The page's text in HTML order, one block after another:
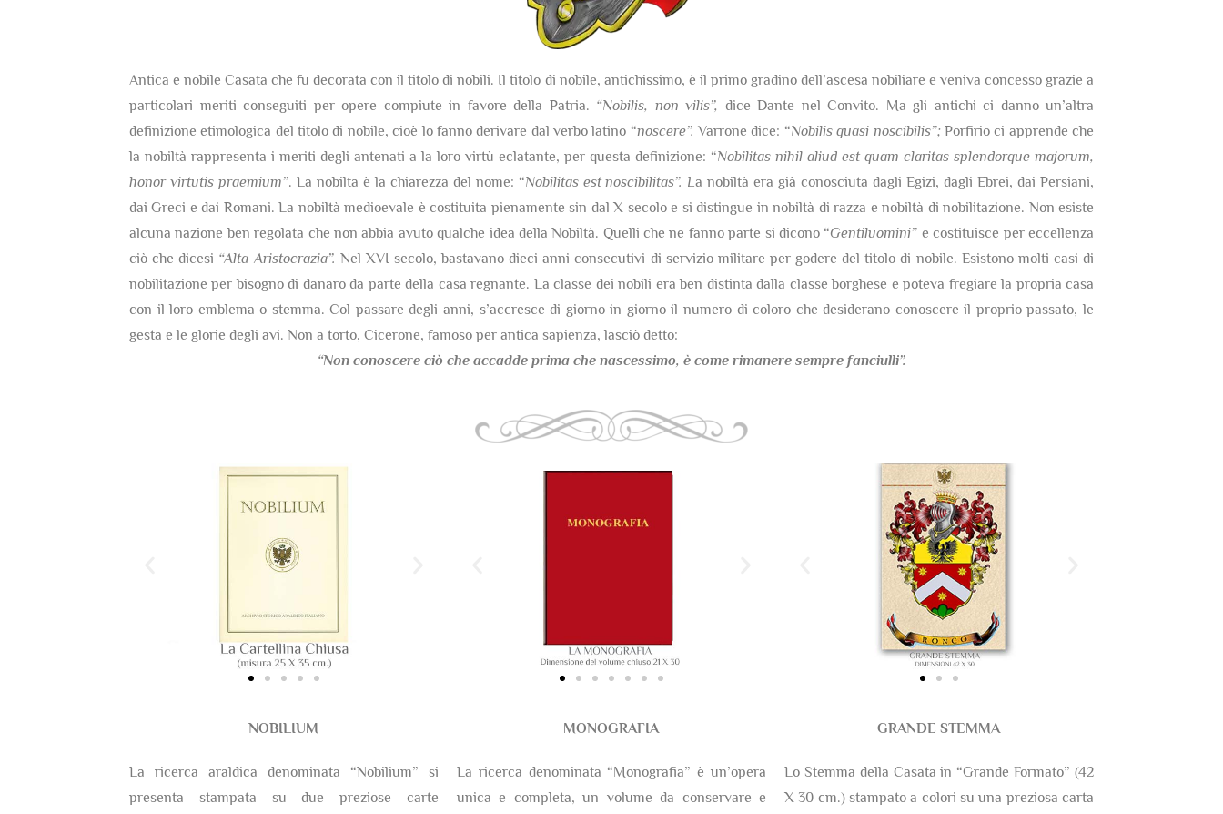
Antica e nobile Casata che fu decorata con il titolo di nobili. Il titolo di nobile, antichissimo, è il primo gradino dell’ascesa nobiliare e veniva concesso grazie a
particolari meriti conseguiti per opere compiute in favore della Patria. “Nobilis, non vilis”, dice Dante nel Convito. Ma gli antichi ci danno un’altra
definizione etimologica del titolo di nobile, cioè lo fanno derivare dal verbo latino “noscere”.Varrone dice: “Nobilis quasi noscibilis”; Porfirio ci apprende che
la nobiltà rappresenta i meriti degli antenati a la loro virtù eclatante, per questa definizione: “Nobilitas nihil aliud est quam claritas splendorque majorum,
honor virtutis praemium”. La nobilta è la chiarezza del nome: “Nobilitas est noscibilitas”. La nobiltà era già conosciuta dagli Egizi, dagli Ebrei, dai Persiani,
dai Greci e dai Romani. La nobiltà medioevale è costituita pienamente sin dal X secolo e si distingue in nobiltà di razza e nobiltà di nobilitazione. Non esiste
alcuna nazione ben regolata che non abbia avuto qualche idea della Nobiltà. Quelli che ne fanno parte si dicono “Gentiluomini” e costituisce per eccellenza
ciò che dicesi “Alta Aristocrazia”. Nel XVI secolo, bastavano dieci anni consecutivi di servizio militare per godere del titolo di nobile. Esistono molti casi di
nobilitazione per bisogno di danaro da parte della casa regnante. La classe dei nobili era ben distinta dalla classe borghese e poteva fregiare la propria casa
con il loro emblema o stemma. Col passare degli anni, s’accresce di giorno in giorno il numero di coloro che desiderano conoscere il proprio passato, le
gesta e le glorie degli avi. Non a torto, Cicerone, famoso per antica sapienza, lasciò detto:
“Non conoscere ciò che accadde prima che nascessimo, è come rimanere sempre fanciulli”.
NOBILIUM
La ricerca araldica denominata “Nobilium” si
presenta stampata su due preziose carte
MONOGRAFIA
La ricerca denominata “Monografia” è un’opera
unica e completa, un volume da conservare e
GRANDE STEMMA
Lo Stemma della Casata in “Grande Formato” (42
X 30 cm.) stampato a colori su una preziosa carta